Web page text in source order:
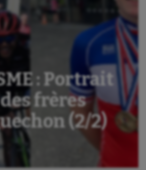
: Portrait
frères
(2/2)